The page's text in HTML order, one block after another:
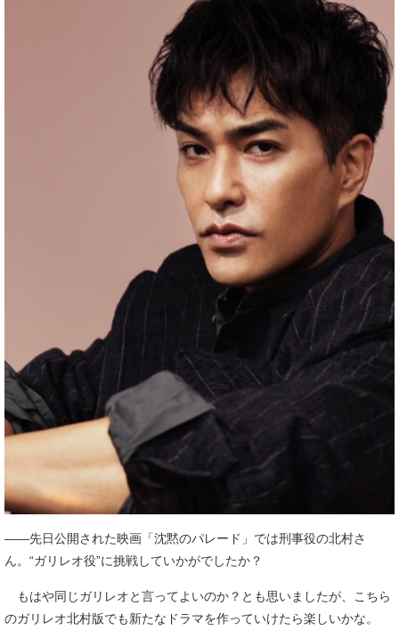
――先日公開された映画「沈黙のパレード」では刑事役の北村さ
ん。“ガリレオ役”に挑戦していかがでしたか？
もはや同じガリレオと言ってよいのか？とも思いましたが、こちら
のガリレオ北村版でも新たなドラマを作っていけたら楽しいかな。